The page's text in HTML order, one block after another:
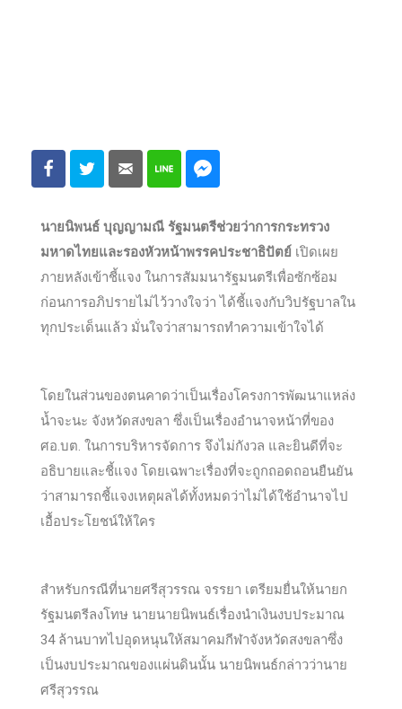
นายนิพนธ์ บุญญามณี รัฐมนตรีช่วยว่าการกระทรวง
มหาดไทยและรองหัวหน้าพรรคประชาธิปัตย์ เปิดเผย
ภายหลังเข้าชี้แจง ในการสัมมนารัฐมนตรีเพื่อซักซ้อม
ก่อนการอภิปรายไม่ไว้วางใจว่า ได้ชี้แจงกับวิปรัฐบาลใน
ทุกประเด็นแล้ว มั่นใจว่าสามารถทำความเข้าใจได้
โดยในส่วนของตนคาดว่าเป็นเรื่องโครงการพัฒนาแหล่ง
น้ำจะนะ จังหวัดสงขลา ซึ่งเป็นเรื่องอำนาจหน้าที่ของ
ศอ.บต. ในการบริหารจัดการ จึงไม่กังวล และยินดีที่จะ
อธิบายและชี้แจง โดยเฉพาะเรื่องที่จะถูกถอดถอนยืนยัน
ว่าสามารถชี้แจงเหตุผลได้ทั้งหมดว่าไม่ได้ใช้อำนาจไป
เอื้อประโยชน์ให้ใคร
สำหรับกรณีที่นายศรีสุวรรณ จรรยา เตรียมยื่นให้นายก
รัฐมนตรีลงโทษ นายนายนิพนธ์เรื่องนำเงินงบประมาณ
34 ล้านบาทไปอุดหนุนให้สมาคมกีฬาจังหวัดสงขลาซึ่ง
เป็นงบประมาณของแผ่นดินนั้น นายนิพนธ์กล่าวว่านาย
ศรีสุวรรณ